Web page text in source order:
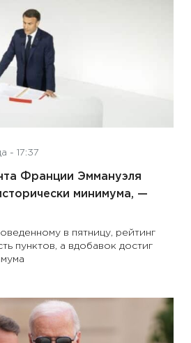
- 17:37
Франции Эммануэля
минимума, —
в пятницу, рейтинг
пунктов, а вдобавок достиг